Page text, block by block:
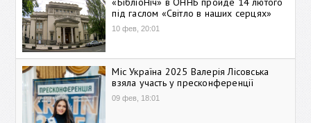
під гаслом «Світло в наших серцях»
10 фев, 20:01
Міс Україна 2025 Валерія Лісовська
взяла участь у пресконференції
09 фев, 18:01